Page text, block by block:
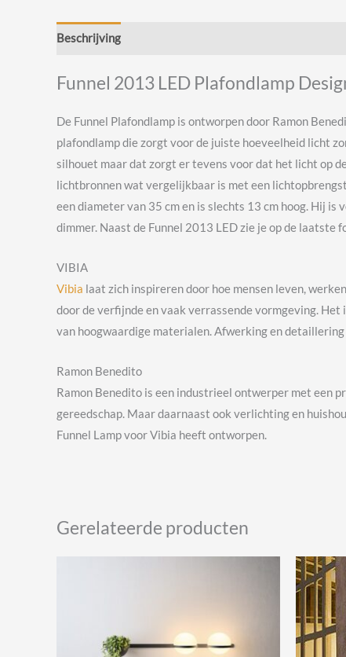
Beschrijving
Funnel 2013 LED Plafondlamp
De Funnel Plafondlamp is ontworpen door Ramon
plafondlamp die zorgt voor de juiste hoeveelheid licht
silhouet maar dat zorgt er tevens voor dat het licht op
lichtbronnen wat vergelijkbaar is met een
een diameter van 35 cm en is slechts 13 cm hoog. Hij
dimmer. Naast de Funnel 2013 LED zie je op de laatste
VIBIA
Vibia laat zich inspireren door hoe mensen leven,
door de verfijnde en vaak verrassende vormgeving.
van hoogwaardige materialen. Afwerking en
Ramon Benedito
Ramon Benedito is een industrieel ontwerper met een
gereedschap. Maar daarnaast ook verlichting en
Funnel Lamp voor Vibia heeft ontworpen.
Gerelateerde producten